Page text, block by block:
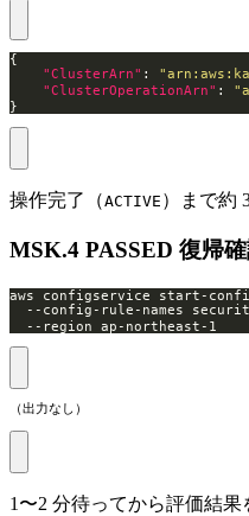
"ClusterArn" :
"ClusterOperationArn" :
}
操作完了（ACTIVE ）まで約
MSK.4 PASSED 復帰
aws configservice start-
--config-rule-names
  --region ap-northeast-1
（出力なし）
1〜2 分待ってから評価結果